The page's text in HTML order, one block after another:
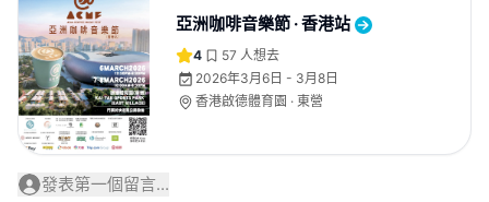
亞洲咖啡音樂節 · 香港站
4 57 人想去
2026年3月6日 - 3月8日
香港啟德體育園 · 東營
發表第一個留言...